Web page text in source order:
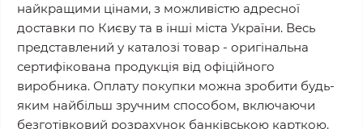
найкращими цінами, з можливістю адресної
доставки по Києву та в інші міста України. Весь
представлений у каталозі товар - оригінальна
сертифікована продукція від офіційного
виробника. Оплату покупки можна зробити будь-
яким найбільш зручним способом, включаючи
безготівковий розрахунок банківською карткою.